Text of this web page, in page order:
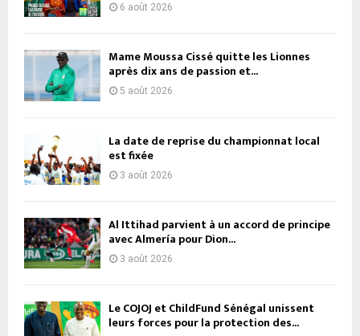
6 août 2026
Mame Moussa Cissé quitte les Lionnes
après dix ans de passion et...
5 août 2026
La date de reprise du championnat local
est fixée
3 août 2026
Al Ittihad parvient à un accord de principe
avec Almería pour Dion...
3 août 2026
Le COJOJ et ChildFund Sénégal unissent
leurs forces pour la protection des...